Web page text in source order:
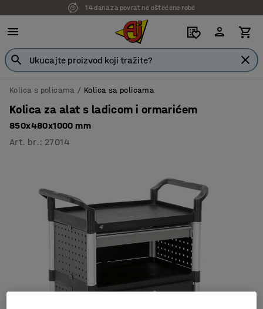
14 dana za povrat ne oštećene robe
Kolica s policama Kolica sa policama
Kolica za alat s ladicom i ormarićem
850x480x1000 mm
Art. br. : 27014